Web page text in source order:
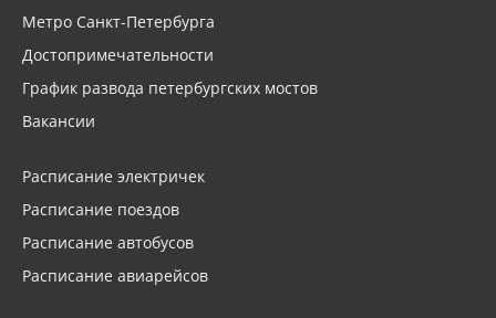
Метро Санкт-Петербурга
Достопримечательности
График развода петербургских мостов
Вакансии
Расписание электричек
Расписание поездов
Расписание автобусов
Расписание авиарейсов